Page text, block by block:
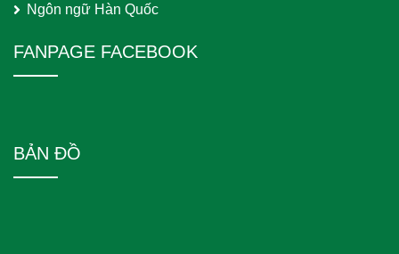
Ngôn ngữ Hàn Quốc
FANPAGE FACEBOOK
BẢN ĐỒ